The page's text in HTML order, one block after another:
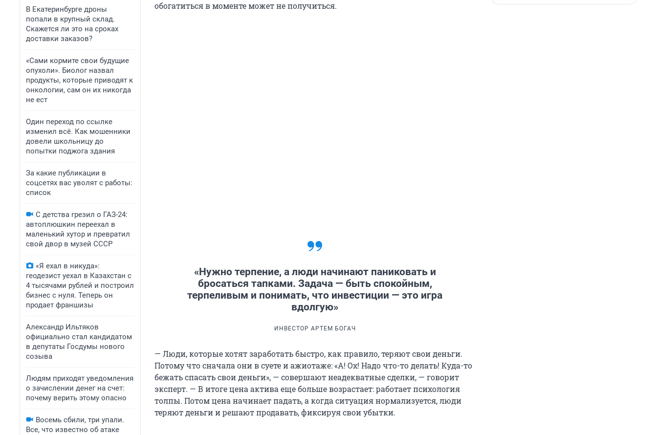
В Екатеринбурге дроны
попали в крупный склад.
Скажется ли это на сроках
доставки заказов?
«Сами кормите свои будущие
опухоли». Биолог назвал
продукты, которые приводят к
онкологии, сам он их никогда
не ест
Один переход по ссылке
изменил всё. Как мошенники
довели школьницу до
попытки поджога здания
За какие публикации в
соцсетях вас уволят с работы:
список
С детства грезил о ГАЗ-24:
автоплюшкин переехал в
маленький хутор и превратил
свой двор в музей СССР
«Я ехал в никуда»:
геодезист уехал в Казахстан с
4 тысячами рублей и построил
бизнес с нуля. Теперь он
продает франшизы
Александр Ильтяков
официально стал кандидатом
в депутаты Госдумы нового
созыва
Людям приходят уведомления
о зачислении денег на счет:
почему верить этому опасно
Восемь сбили, три упали.
Все, что известно об атаке
обогатиться в моменте может не получиться.
«Нужно терпение, а люди начинают паниковать и
бросаться тапками. Задача — быть спокойным,
терпеливым и понимать, что инвестиции — это игра
вдолгую»
ИНВЕСТОР АРТЕМ БОГАЧ
— Люди, которые хотят заработать быстро, как правило, теряют свои деньги.
Потому что сначала они в суете и ажиотаже: «А! Ох! Надо что-то делать! Куда-то
бежать спасать свои деньги», — совершают неадекватные сделки, — говорит
эксперт. — В итоге цена актива еще больше возрастает: работает психология
толпы. Потом цена начинает падать, а когда ситуация нормализуется, люди
теряют деньги и решают продавать, фиксируя свои убытки.